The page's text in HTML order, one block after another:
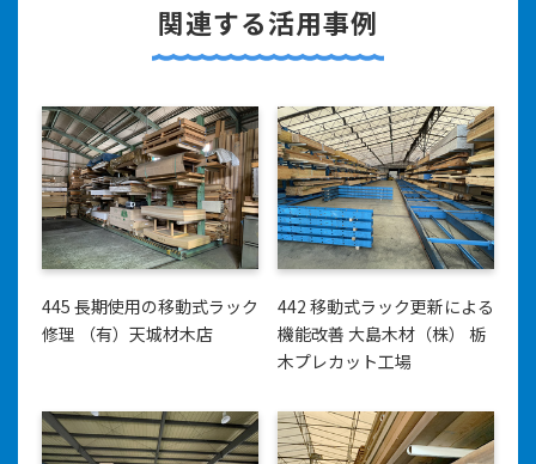
関連する活用事例
445 長期使用の移動式ラック
修理 （有）天城材木店
442 移動式ラック更新による
機能改善 大島木材（株） 栃
木プレカット工場